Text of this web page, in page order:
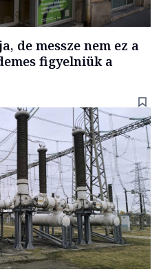
de messze nem ez a
figyelniük a